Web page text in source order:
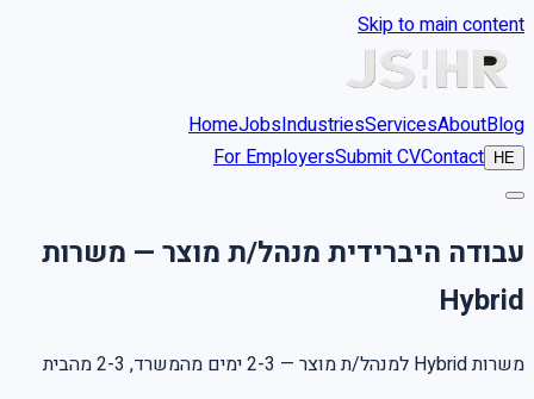
Skip to main content
HomeJobsIndustriesServicesAboutBlog
HE
For EmployersSubmit CVContact
עבודה היברידית מנהל/ת מוצר — משרות
Hybrid
משרות Hybrid למנהל/ת מוצר — 2-3 ימים מהמשרד, 2-3 מהבית